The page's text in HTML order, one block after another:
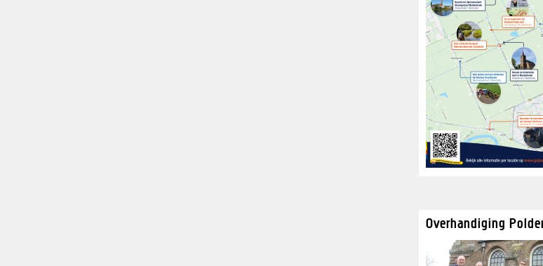
Overhandiging